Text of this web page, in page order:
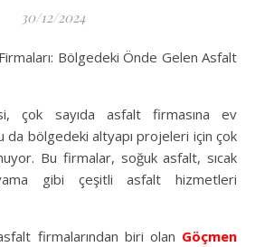
30/12/2024
Firmaları: Bölgedeki Önde Gelen Asfalt
çok sayıda asfalt firmasına ev
da bölgedeki altyapı projeleri için çok
Bu firmalar, soğuk asfalt, sıcak
gibi çeşitli asfalt hizmetleri
firmalarından biri olan Göçmen